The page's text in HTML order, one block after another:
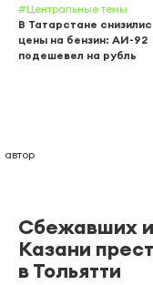
#Центральные темы
В Татарстане
цены на бензин: АИ-92
подешевел на рубль
автор
Сбежавших
Казани
в Тольятти